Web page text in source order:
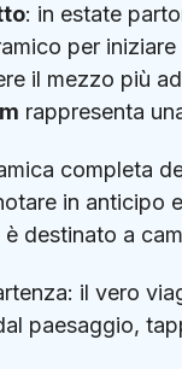
: in estate
per
il mezzo più
rappresenta
completa
in anticipo
è destinato a
il vero
paesaggio,